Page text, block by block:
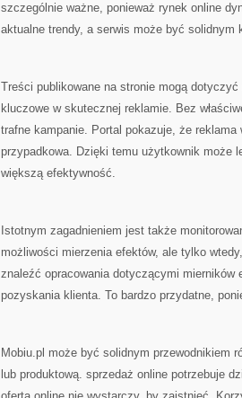
szczególnie ważne, ponieważ rynek online
aktualne trendy, a serwis może być solidnym
Treści publikowane na stronie mogą
kluczowe w skutecznej reklamie. Bez
trafne kampanie. Portal pokazuje, że
przypadkowa. Dzięki temu użytkownik może
większą efektywność.
Istotnym zagadnieniem jest także
możliwości mierzenia efektów, ale tylko
znaleźć opracowania dotyczącymi
pozyskania klienta. To bardzo przydatne,
Mobiu.pl może być solidnym przewodnikiem
lub produktową. sprzedaż online potrzebuje